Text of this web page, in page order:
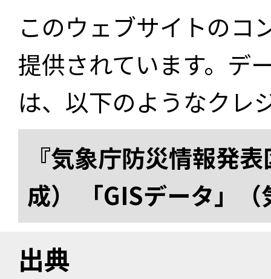
このウェブサイトのコ
提供されています。デ
は、以下のようなクレ
『気象庁防災情報発
成） 「GISデータ」
出典